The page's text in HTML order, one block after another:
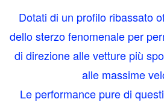
Dotati di un profilo ribassato
dello sterzo fenomenale per
di direzione alle vetture più
alle massime
Le performance pure di